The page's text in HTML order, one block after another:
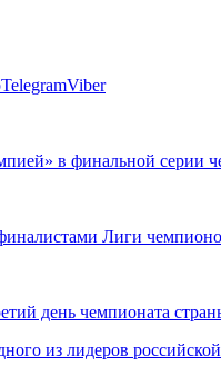
TelegramViber
в финальной серии
Лиги
день чемпионата
из лидеров